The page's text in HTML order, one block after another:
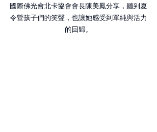
國際佛光會北卡協會會長陳美鳳分享，聽到夏
令營孩子們的笑聲，也讓她感受到單純與活力
的回歸。